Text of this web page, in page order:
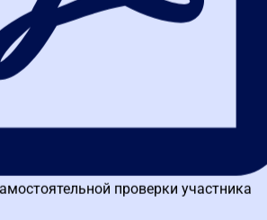
особенно с учетом эволюции
уверенно расти.
вопросы
отличие 223-ФЗ от
По 223-ФЗ заказчик сам
игры в своем Положении о закупках.
проверки участника